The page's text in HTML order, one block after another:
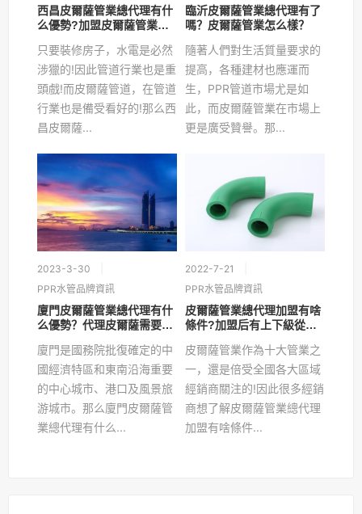
西昌皮爾薩管業總代理有什
么優勢?加盟皮爾薩管業需
只要裝修房子，水電是必然
涉獵的!因此管道行業也是重
頭戲!而皮爾薩管道，在管道
行業也是備受看好的!那么西
昌皮爾薩...
臨沂皮爾薩管業總代理有了
嗎？皮爾薩管業怎么樣？
隨著人們對生活質量要求的
提高，各種建材也應運而
生，PPR管道市場尤是如
此，而皮爾薩管業在市場上
更是廣受贊譽。那...
2023-3-30
PPR水管品牌資訊
廈門皮爾薩管業總代理有什
么優勢？代理皮爾薩需要多
廈門是國務院批復確定的中
國經濟特區和東南沿海重要
的中心城市、港口及風景旅
游城市。那么廈門皮爾薩管
業總代理有什么...
2022-7-21
PPR水管品牌資訊
皮爾薩管業總代理加盟有啥
條件?加盟后有上下級從屬
皮爾薩管業作為十大管業之
一，還是倍受全國各大區域
經銷商關注的!因此很多經銷
商想了解皮爾薩管業總代理
加盟有啥條件...